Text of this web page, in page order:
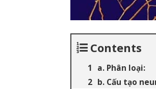
Contents
a. Phân loại:
b. Cấu tạo